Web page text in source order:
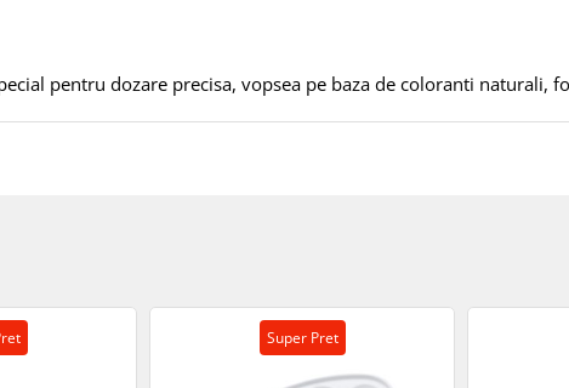
pentru dozare precisa, vopsea pe baza de coloranti naturali,
Super Pret